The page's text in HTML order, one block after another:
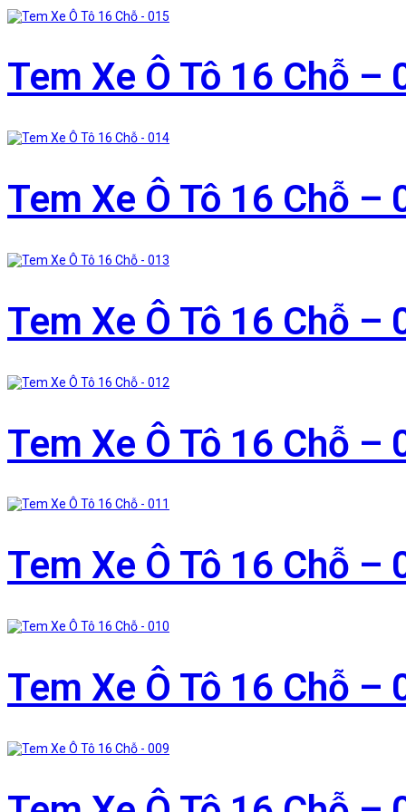
Tem Xe Ô Tô 16 Chỗ –
Tem Xe Ô Tô 16 Chỗ –
Tem Xe Ô Tô 16 Chỗ –
Tem Xe Ô Tô 16 Chỗ –
Tem Xe Ô Tô 16 Chỗ –
Tem Xe Ô Tô 16 Chỗ –